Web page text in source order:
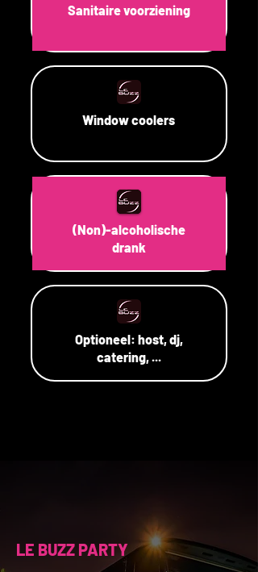
Sanitaire voorziening
Window coolers
(Non)-alcoholische
drank
Optioneel: host, dj,
catering, ...
LE BUZZ PARTY